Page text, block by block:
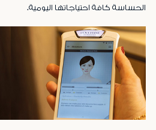
الحساسة كافة احتياجاتها اليومية.